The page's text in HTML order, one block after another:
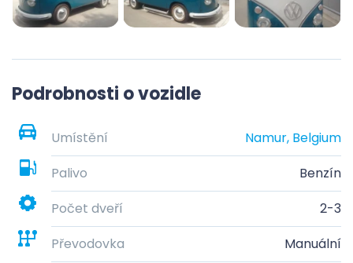
Podrobnosti o vozidle
Umístění
Namur, Belgium
Palivo
Benzín
Počet dveří
2-3
Převodovka
Manuální